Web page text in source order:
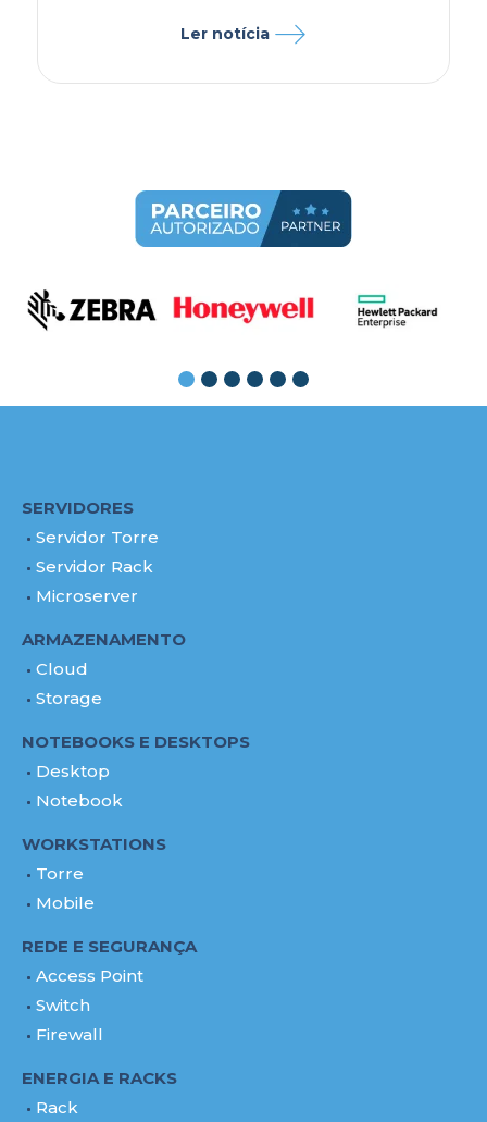
Ler notícia
SERVIDORES
Servidor Torre
Servidor Rack
Microserver
ARMAZENAMENTO
Cloud
Storage
NOTEBOOKS E DESKTOPS
Desktop
Notebook
WORKSTATIONS
Torre
Mobile
REDE E SEGURANÇA
Access Point
Switch
Firewall
ENERGIA E RACKS
Rack